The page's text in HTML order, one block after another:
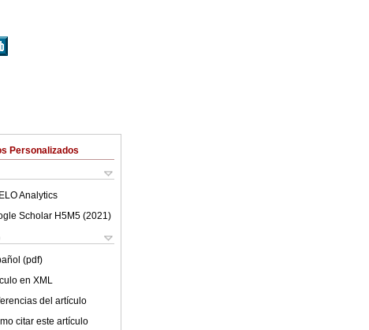
Personalizados
Analytics
Scholar H5M5 (2021 )
(pdf)
en XML
del artículo
citar este artículo